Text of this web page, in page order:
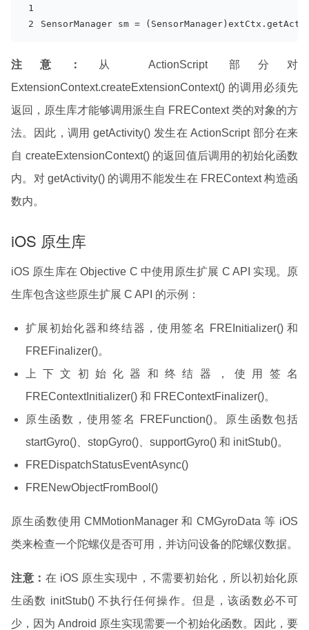
SensorManager sm = (SensorManager)extCtx.get
注意：
从 ActionScript 部分对
ExtensionContext.createExtensionContext() 的调用必须先
返回，原生库才能够调用派生自 FREContext 类的对象的方
法。因此，调用 getActivity() 发生在 ActionScript 部分在来
自 createExtensionContext() 的返回值后调用的初始化函数
内。对 getActivity() 的调用不能发生在 FREContext 构造函
数内。
iOS 原生库
iOS 原生库在 Objective C 中使用原生扩展 C API 实现。原
生库包含这些原生扩展 C API 的示例：
扩展初始化器和终结器，使用签名 FREInitializer() 和
FREFinalizer()。
上下文初始化器和终结器，使用签名
FREContextInitializer() 和 FREContextFinalizer()。
原生函数，使用签名 FREFunction()。原生函数包括
startGyro()、stopGyro()、supportGyro() 和 initStub()。
FREDispatchStatusEventAsync()
FRENewObjectFromBool()
原生函数使用 CMMotionManager 和 CMGyroData 等 iOS
类来检查一个陀螺仪是否可用，并访问设备的陀螺仪数据。
注意： 在 iOS 原生实现中，不需要初始化，所以初始化原
生函数 initStub() 不执行任何操作。但是，该函数必不可
少，因为 Android 原生实现需要一个初始化函数。因此，要